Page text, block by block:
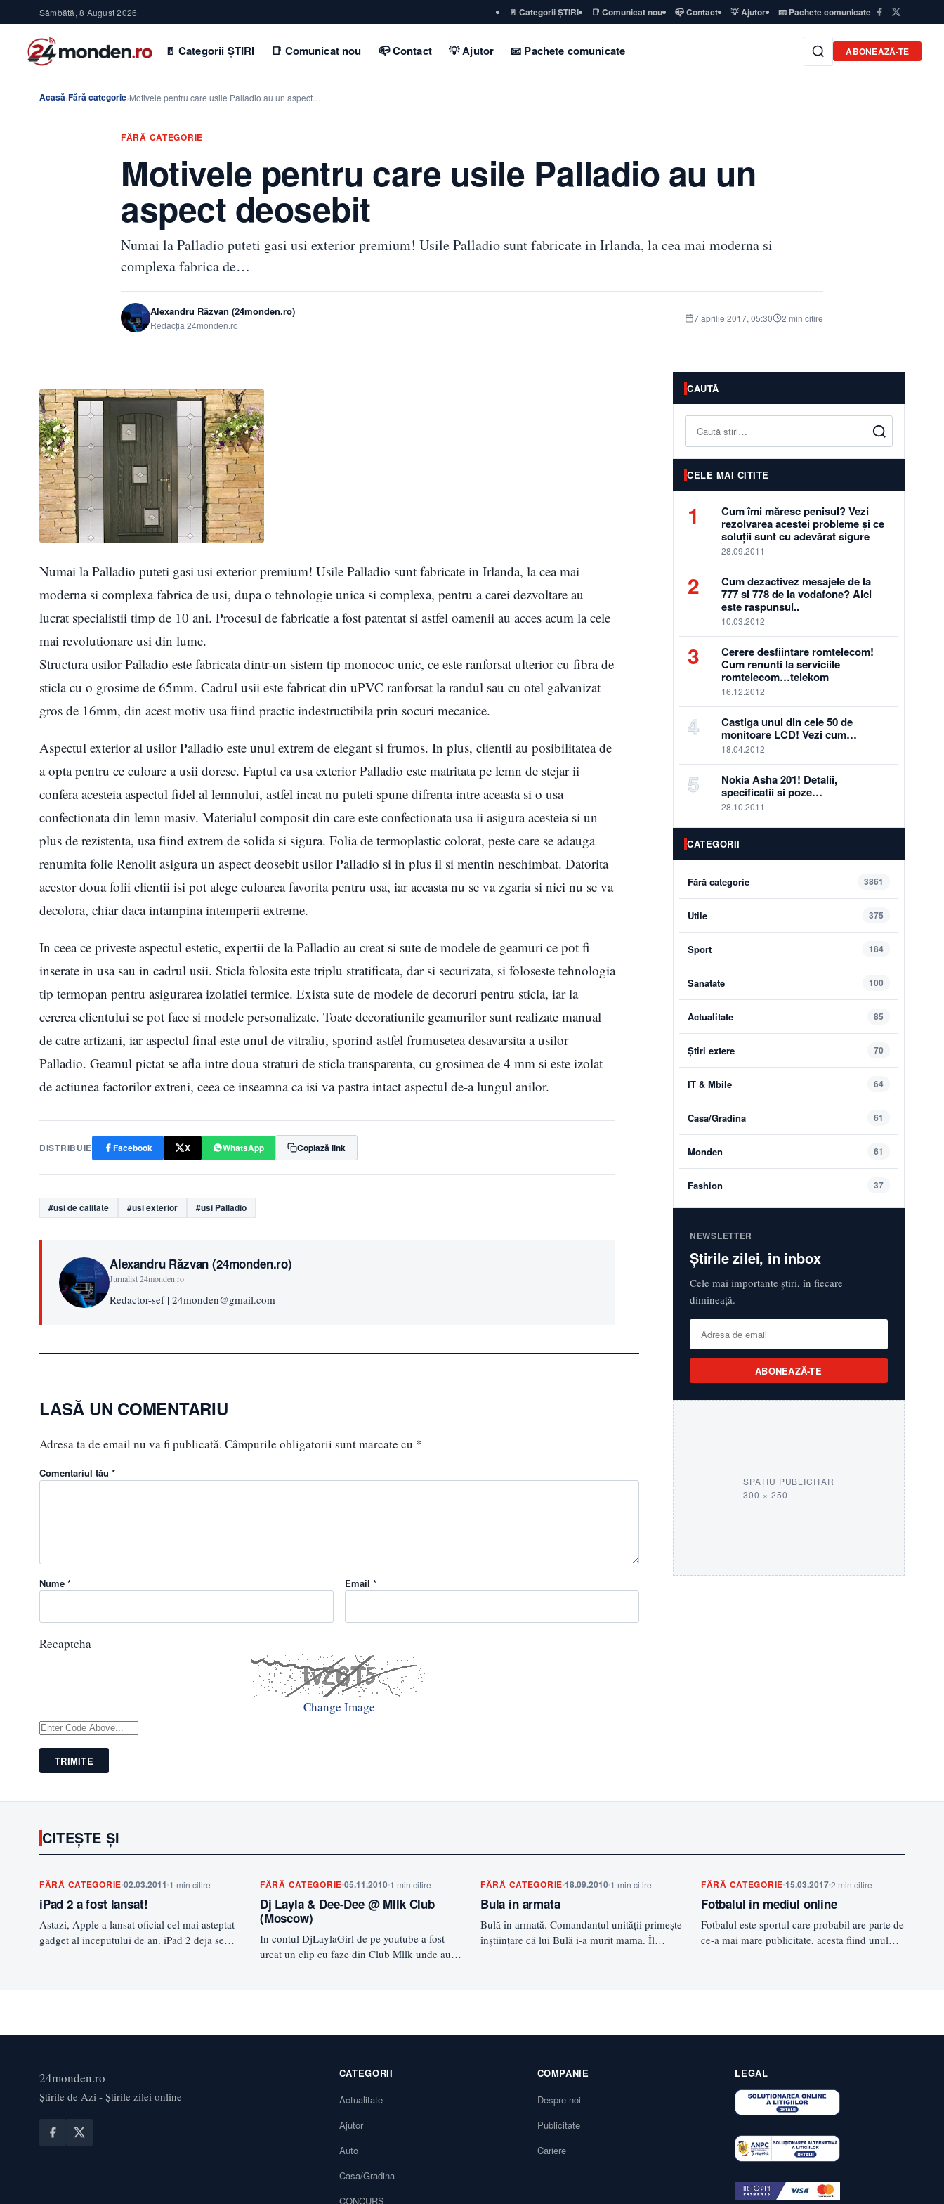
Sâmbătă, 8 August 2026 🚪 Categorii ȘTIRI 📑 Comunicat nou 📪 Contact 💡 Ajutor 📧 Pachete comunicate
🚪 Categorii ȘTIRI 📑 Comunicat nou 📪 Contact 💡 Ajutor 📧 Pachete comunicate ABONEAZĂ-TE
Acasă›Fără categorie›Motivele pentru care usile Palladio au un aspect…
FĂRĂ CATEGORIE
Motivele pentru care usile Palladio au un
aspect deosebit
Numai la Palladio puteti gasi usi exterior premium! Usile Palladio sunt fabricate in Irlanda, la cea mai moderna si
complexa fabrica de…
Alexandru Răzvan (24monden.ro)
Redacția 24monden.ro
7 aprilie 2017, 05:30 2 min citire
Numai la Palladio puteti gasi usi exterior premium! Usile Palladio sunt fabricate in Irlanda, la cea mai
moderna si complexa fabrica de usi, dupa o tehnologie unica si complexa, pentru a carei dezvoltare au
lucrat specialistii timp de 10 ani. Procesul de fabricatie a fost patentat si astfel oamenii au acces acum la cele
mai revolutionare usi din lume.
Structura usilor Palladio este fabricata dintr-un sistem tip monococ unic, ce este ranforsat ulterior cu fibra de
sticla cu o grosime de 65mm. Cadrul usii este fabricat din uPVC ranforsat la randul sau cu otel galvanizat
gros de 16mm, din acest motiv usa fiind practic indestructibila prin socuri mecanice.
Aspectul exterior al usilor Palladio este unul extrem de elegant si frumos. In plus, clientii au posibilitatea de
a opta pentru ce culoare a usii doresc. Faptul ca usa exterior Palladio este matritata pe lemn de stejar ii
confera acesteia aspectul fidel al lemnului, astfel incat nu puteti spune difrenta intre aceasta si o usa
confectionata din lemn masiv. Materialul composit din care este confectionata usa ii asigura acesteia si un
plus de rezistenta, usa fiind extrem de solida si sigura. Folia de termoplastic colorat, peste care se adauga
renumita folie Renolit asigura un aspect deosebit usilor Palladio si in plus il si mentin neschimbat. Datorita
acestor doua folii clientii isi pot alege culoarea favorita pentru usa, iar aceasta nu se va zgaria si nici nu se va
decolora, chiar daca intampina intemperii extreme.
In ceea ce priveste aspectul estetic, expertii de la Palladio au creat si sute de modele de geamuri ce pot fi
inserate in usa sau in cadrul usii. Sticla folosita este triplu stratificata, dar si securizata, si foloseste tehnologia
tip termopan pentru asigurarea izolatiei termice. Exista sute de modele de decoruri pentru sticla, iar la
cererea clientului se pot face si modele personalizate. Toate decoratiunile geamurilor sunt realizate manual
de catre artizani, iar aspectul final este unul de vitraliu, sporind astfel frumusetea desavarsita a usilor
Palladio. Geamul pictat se afla intre doua straturi de sticla transparenta, cu grosimea de 4 mm si este izolat
de actiunea factorilor extreni, ceea ce inseamna ca isi va pastra intact aspectul de-a lungul anilor.
DISTRIBUIE Facebook X WhatsApp Copiază link
#usi de calitate #usi exterior #usi Palladio
Alexandru Răzvan (24monden.ro)
Jurnalist 24monden.ro
Redactor-sef | 24monden@gmail.com
LASĂ UN COMENTARIU
Adresa ta de email nu va fi publicată. Câmpurile obligatorii sunt marcate cu *
Comentariul tău *
Nume * Email *
Recaptcha
Change Image
TRIMITE
CAUTĂ
Caută
CELE MAI CITITE
1
Cum îmi măresc penisul? Vezi
rezolvarea acestei probleme și ce
soluții sunt cu adevărat sigure
28.09.2011
2
Cum dezactivez mesajele de la
777 si 778 de la vodafone? Aici
este raspunsul..
10.03.2012
3
Cerere desfiintare romtelecom!
Cum renunti la serviciile
romtelecom…telekom
16.12.2012
4
Castiga unul din cele 50 de
monitoare LCD! Vezi cum…
18.04.2012
5
Nokia Asha 201! Detalii,
specificatii si poze…
28.10.2011
CATEGORII
Fără categorie 3861
Utile 375
Sport 184
Sanatate 100
Actualitate 85
Știri extere 70
IT & Mbile 64
Casa/Gradina 61
Monden 61
Fashion 37
NEWSLETTER
Știrile zilei, în inbox
Cele mai importante știri, în fiecare
dimineață.
ABONEAZĂ-TE
SPAȚIU PUBLICITAR
300 × 250
CITEȘTE ȘI
FĂRĂ CATEGORIE02.03.2011 1 min citire
iPad 2 a fost lansat!
Astazi, Apple a lansat oficial cel mai asteptat
gadget al inceputului de an. iPad 2 deja se
FĂRĂ CATEGORIE05.11.2010 1 min citire
Dj Layla & Dee-Dee @ MIlk Club
(Moscow)
In contul DjLaylaGirl de pe youtube a fost
urcat un clip cu faze din Club Mllk unde au…
FĂRĂ CATEGORIE18.09.2010 1 min citire
Bula in armata
Bulă în armată. Comandantul unităţii primeşte
înştiinţare că lui Bulă i-a murit mama. Îl
FĂRĂ CATEGORIE15.03.20172 min citire
Fotbalul in mediul online
Fotbalul este sportul care probabil are parte de
ce-a mai mare publicitate, acesta fiind unul
24monden.ro
Știrile de Azi - Știrile zilei online
CATEGORII
Actualitate
Ajutor
Auto
Casa/Gradina
CONCURS
COMPANIE
Despre noi
Publicitate
Cariere
LEGAL